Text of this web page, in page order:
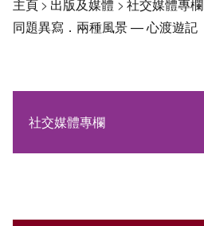
主頁> 出版及媒體 > 社交媒體專欄
同題異寫．兩種風景 — 心渡遊記
社交媒體專欄